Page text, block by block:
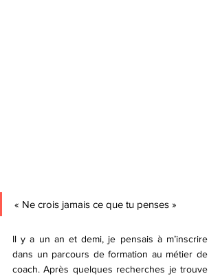
« Ne crois jamais ce que tu penses »
Il y a un an et demi, je pensais à m’inscrire
dans un parcours de formation au métier de
coach. Après quelques recherches je trouve